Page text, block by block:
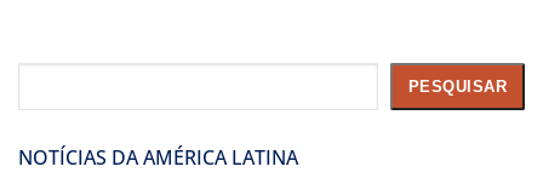
PESQUISAR
NOTÍCIAS DA AMÉRICA LATINA